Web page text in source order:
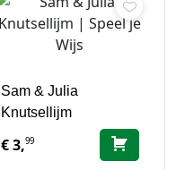
Sam & Julia
Knutsellijm
€3,99